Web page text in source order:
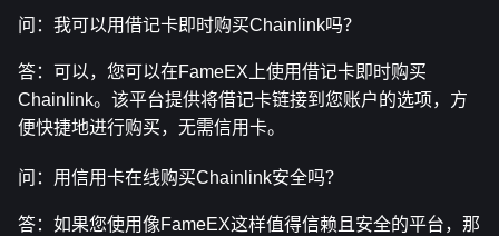
问：我可以用借记卡即时购买Chainlink吗？
答：可以，您可以在FameEX上使用借记卡即时购买
Chainlink。该平台提供将借记卡链接到您账户的选项，方
便快捷地进行购买，无需信用卡。
问：用信用卡在线购买Chainlink安全吗？
答：如果您使用像FameEX这样值得信赖且安全的平台，那